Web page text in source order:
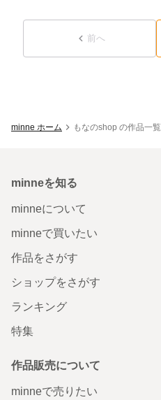
前へ
minne ホーム もなのshop の作品一覧
minneを知る
minneについて
minneで買いたい
作品をさがす
ショップをさがす
ランキング
特集
作品販売について
minneで売りたい